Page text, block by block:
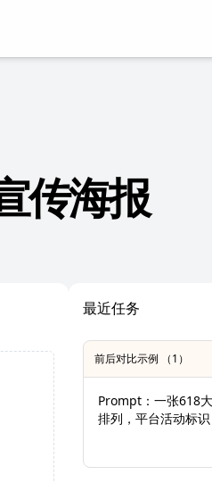
传海报
最近任务
前后对比示例 （1）
Prompt：一张618
排列，平台活动标